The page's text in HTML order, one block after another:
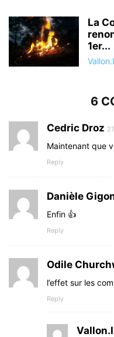
La
1er...
6
Cedric Droz
Maintenant que
Reply
Danièle
Enfin 👍
Reply
Odile
l’effet sur les
Reply